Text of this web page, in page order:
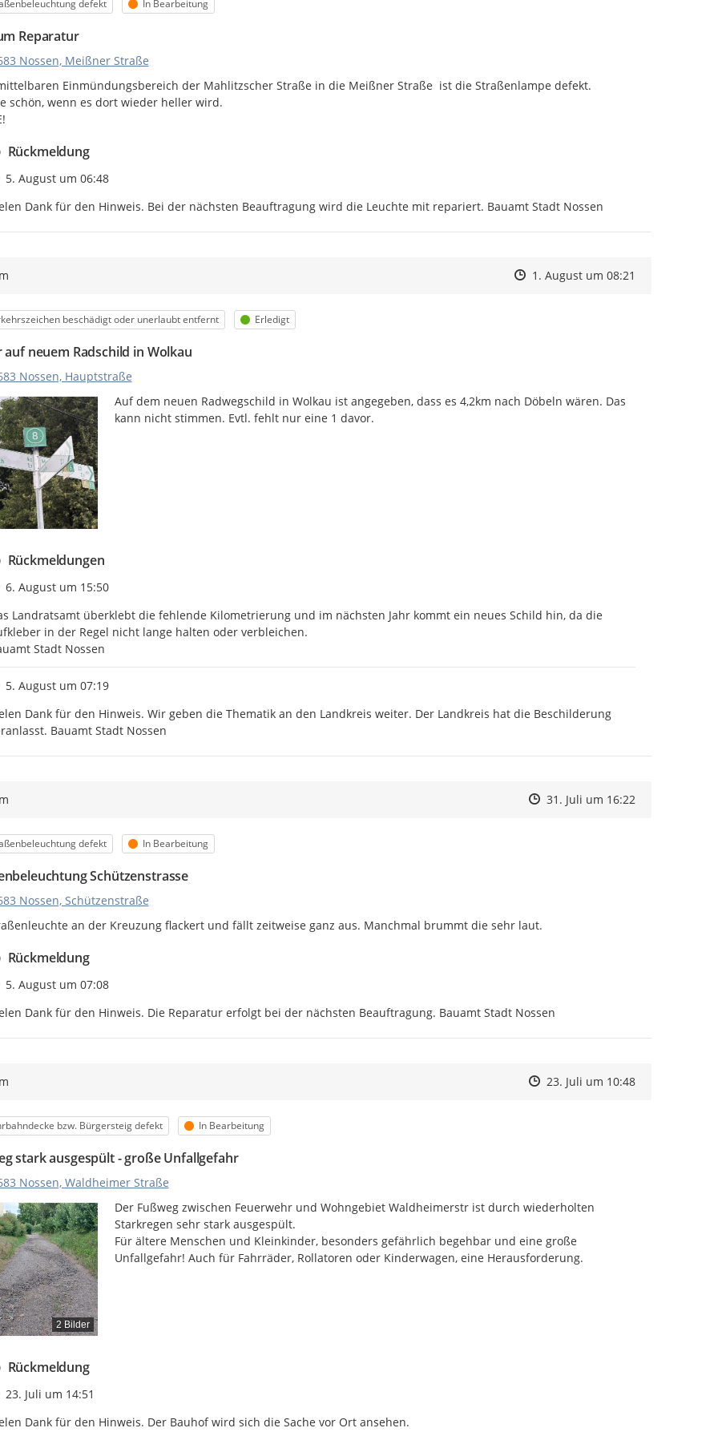
defekt Status
In Bearbeitung
Reparatur
Nossen, Meißner Straße
Einmündungsbereich der Mahlitzscher Straße in die Meißner Straße  ist die Straßenlampe defekt.
schön, wenn es dort wieder heller wird.
Rückmeldung
Zeitpunkt des Erstellens
5. August um 06:48
Dank für den Hinweis. Bei der nächsten Beauftragung wird die Leuchte mit repariert. Bauamt Stadt Nossen
Zeitpunkt des Erstellens
Zeitpunkt des Erstellens
1. August um 08:21
beschädigt oder unerlaubt entfernt Status
Erledigt
auf neuem Radschild in Wolkau
Nossen, Hauptstraße
Auf dem neuen Radwegschild in Wolkau ist angegeben, dass es 4,2km nach Döbeln wären. Das
kann nicht stimmen. Evtl. fehlt nur eine 1 davor.
Rückmeldungen
Zeitpunkt des Erstellens
6. August um 15:50
Landratsamt überklebt die fehlende Kilometrierung und im nächsten Jahr kommt ein neues Schild hin, da die
in der Regel nicht lange halten oder verbleichen.
Stadt Nossen
Zeitpunkt des Erstellens
5. August um 07:19
Dank für den Hinweis. Wir geben die Thematik an den Landkreis weiter. Der Landkreis hat die Beschilderung
Bauamt Stadt Nossen
Zeitpunkt des Erstellens
Zeitpunkt des Erstellens
31. Juli um 16:22Zur Äußerung
defekt Status
In Bearbeitung
Schützenstrasse
Nossen, Schützenstraße
an der Kreuzung flackert und fällt zeitweise ganz aus. Manchmal brummt die sehr laut.
Rückmeldung
Zeitpunkt des Erstellens
5. August um 07:08
Dank für den Hinweis. Die Reparatur erfolgt bei der nächsten Beauftragung. Bauamt Stadt Nossen
Zeitpunkt des Erstellens
Zeitpunkt des Erstellens
23. Juli um 10:48Zur Äußerung
bzw. Bürgersteig defekt Status
In Bearbeitung
stark ausgespült - große Unfallgefahr
Nossen, Waldheimer Straße
2 Bilder
Der Fußweg zwischen Feuerwehr und Wohngebiet Waldheimerstr ist durch wiederholten
Starkregen sehr stark ausgespült.
Für ältere Menschen und Kleinkinder, besonders gefährlich begehbar und eine große
Unfallgefahr! Auch für Fahrräder, Rollatoren oder Kinderwagen, eine Herausforderung.
Rückmeldung
Zeitpunkt des Erstellens
23. Juli um 14:51
Dank für den Hinweis. Der Bauhof wird sich die Sache vor Ort ansehen.